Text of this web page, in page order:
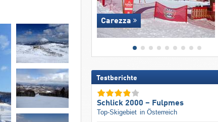
Carezza
Testberichte
Schlick 2000 – Fulpmes
Top-Skigebiet in Österreich